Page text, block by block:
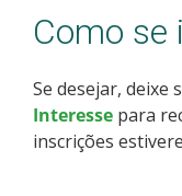
Estatísticas dos
Cadastro de
Como se
Se desejar, deixe
Interesse para
inscrições